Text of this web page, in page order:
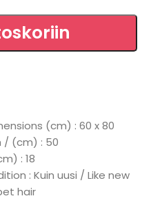
(cm) : 60 x 80
/ (cm) : 50
: 18
: Kuin uusi / Like new
hair